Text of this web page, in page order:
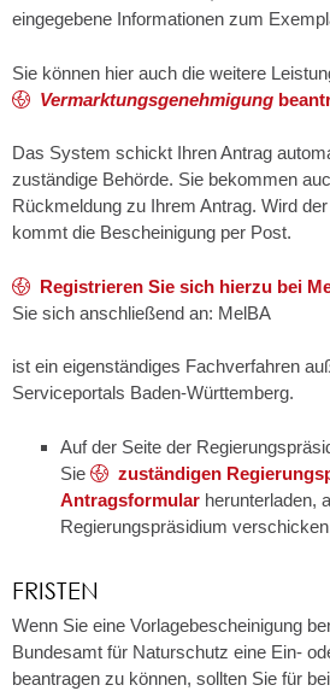
eingegebene Informationen zum
Sie können hier auch die weitere
Vermarktungsgenehmigung
Das System schickt Ihren Antrag
zuständige Behörde. Sie bekommen
Rückmeldung zu Ihrem Antrag. Wird
kommt die Bescheinigung per Post.
Registrieren Sie sich hierzu bei
Sie sich anschließend an: MelBA
ist ein eigenständiges Fachverfahren
Serviceportals Baden-Württemberg.
Auf der Seite der
Sie
zuständigen
Antragsformular herunterladen,
Regierungspräsidium
FRISTEN
Wenn Sie eine Vorlagebescheinigung
Bundesamt für Naturschutz eine Ein-
beantragen zu können, sollten Sie für